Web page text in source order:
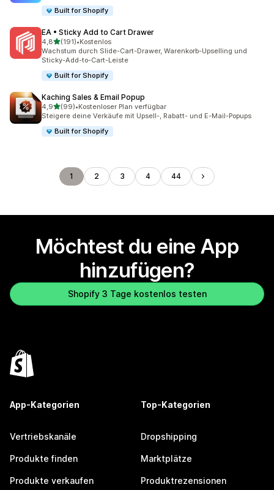
Built for Shopify
EA • Sticky Add to Cart Drawer
4,8von 5 Sternen
(191)
191 Rezensionen insgesamt
•Kostenlos
Wachstum durch Slide-Cart-Drawer, Warenkorb-Upselling und
Sticky-Add-to-Cart-Leiste
Built for Shopify
Kaching Sales & Email Popup
4,9von 5 Sternen
(99)
99 Rezensionen insgesamt
•Kostenloser Plan verfügbar
Steigere deine Verkäufe mit Upsell-, Rabatt- und E-Mail-Popups
Built for Shopify
1 2 3 4 44
Möchtest du eine App
hinzufügen?
Shopify 3 Tage kostenlos testen
App-Kategorien
Vertriebskanäle
Produkte finden
Produkte verkaufen
Top-Kategorien
Dropshipping
Marktplätze
Produktrezensionen